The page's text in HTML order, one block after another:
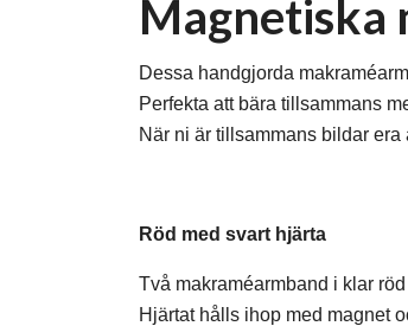
Magnetiska
Dessa handgjorda
Perfekta att bära tillsammans
När ni är tillsammans bildar era
Röd med svart hjärta
Två makraméarmband i klar
Hjärtat hålls ihop med magnet